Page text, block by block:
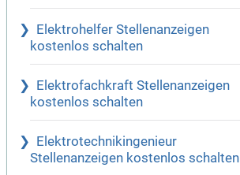
Elektrohelfer Stellenanzeigen
kostenlos schalten
Elektrofachkraft Stellenanzeigen
kostenlos schalten
Elektrotechnikingenieur
Stellenanzeigen kostenlos schalten